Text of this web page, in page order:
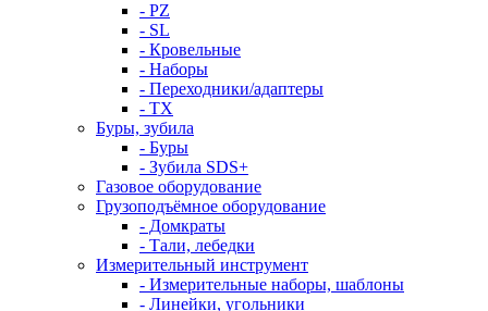
- PZ
- SL
- Кровельные
- Наборы
- Переходники/адаптеры
- ТX
Буры, зубила
- Буры
- Зубила SDS+
Газовое оборудование
Грузоподъёмное оборудование
- Домкраты
- Тали, лебедки
Измерительный инструмент
- Измерительные наборы, шаблоны
- Линейки, угольники